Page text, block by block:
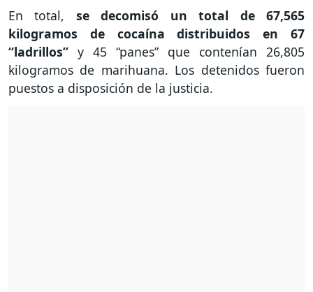
En total, se decomisó un total de 67,565
kilogramos de cocaína distribuidos en 67
“ladrillos” y 45 “panes” que contenían 26,805
kilogramos de marihuana. Los detenidos fueron
puestos a disposición de la justicia.